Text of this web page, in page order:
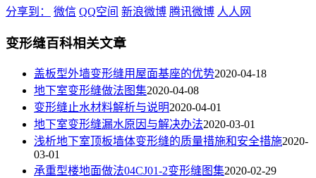
分享到： 微信 QQ空间 新浪微博 腾讯微博 人人网
变形缝百科相关文章
盖板型外墙变形缝用屋面基座的优势2020-04-18
地下室变形缝做法图集2020-04-08
变形缝止水材料解析与说明2020-04-01
地下室变形缝漏水原因与解决办法2020-03-01
浅析地下室顶板墙体变形缝的质量措施和安全措施2020-
03-01
承重型楼地面做法04CJ01-2变形缝图集2020-02-29